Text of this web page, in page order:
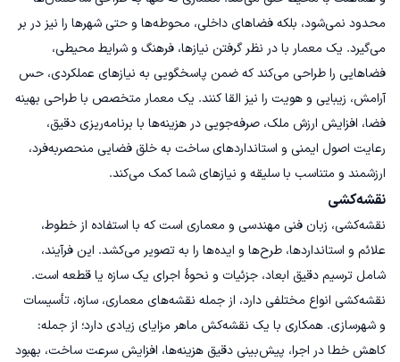
محدود نمی‌شود، بلکه فضاهای داخلی، محوطه‌ها و حتی شهرها را نیز در بر
می‌گیرد. یک معمار با در نظر گرفتن نیازها، فرهنگ و شرایط محیطی،
فضاهایی را طراحی می‌کند که ضمن پاسخگویی به نیازهای عملکردی، حس
آرامش، زیبایی و هویت را نیز القا کنند. یک معمار متخصص با طراحی بهینه
فضا، افزایش ارزش ملک، صرفه‌جویی در هزینه‌ها با برنامه‌ریزی دقیق،
رعایت اصول ایمنی و استانداردهای ساخت به خلق فضایی منحصربه‌فرد،
ارزشمند و متناسب با سلیقه و نیازهای شما کمک می‌کند.
نقشه‌کشی
نقشه‌کشی، زبان فنی مهندسی و معماری است که با استفاده از خطوط،
علائم و استانداردها، طرح‌ها و ایده‌ها را به تصویر می‌کشد. این فرآیند،
شامل ترسیم دقیق ابعاد، جزئیات و نحوهٔ اجرای یک سازه یا قطعه است.
نقشه‌کشی انواع مختلفی دارد، از جمله نقشه‌های معماری، سازه، تأسیسات
و شهرسازی. همکاری با یک نقشه‌کش ماهر مزایای زیادی دارد؛ از جمله:
کاهش خطا در اجرا، پیش‌بینی دقیق هزینه‌ها، افزایش سرعت ساخت، بهبود